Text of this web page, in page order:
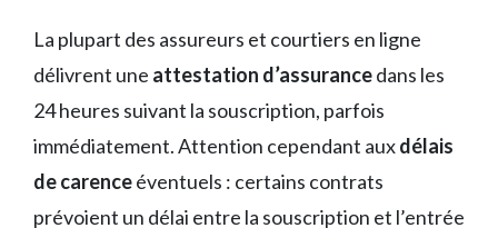
La plupart des assureurs et courtiers en ligne
délivrent une attestation d’assurancedans les
24 heures suivant la souscription, parfois
immédiatement. Attention cependant auxdélais
de carenceéventuels : certains contrats
prévoient un délai entre la souscription et l’entrée